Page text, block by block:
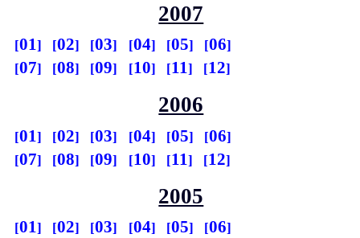
2007
01 02 03 04 05
06
07
08 09 10 11 12
2006
01 02 03 04 05
06
07
08 09 10 11 12
2005
01 02 03 04 05
06